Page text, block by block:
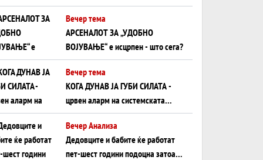
ШТО ОСТАНУВА БЕЗ ФРОНТ
Вечер тема
АРСЕНАЛОТ ЗА „УДОБНО
ВОЈУВАЊЕ“ е исцрпен - што сега?
Вечер тема
КОГА ДУНАВ ЈА ГУБИ СИЛАТА -
црвен аларм на системската
плоча од јужна Германија до
Црното Море...
Вечер Анализа
Дедовците и бабите ќе работат
пет-шест години подоцна затоа